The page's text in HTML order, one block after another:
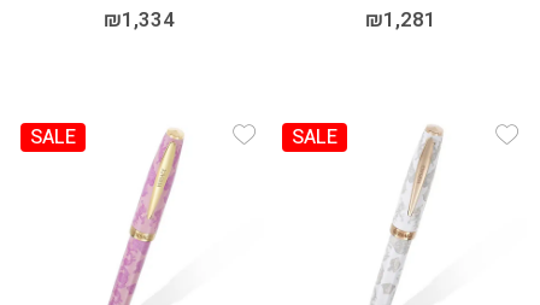
₪1,281
₪1,334
Add Wishlist
SALE
Add Wishlist
SALE